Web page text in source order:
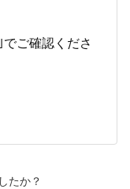
｣でご確認くださ
たか？